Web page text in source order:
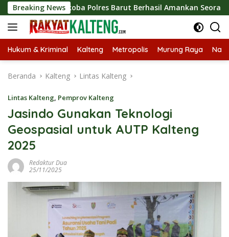
Langsung
ke
konten
Breaking News
Polres Barut Berhasil Amankan Seorang Pria Siap
Hukum & Kriminal Kalteng Metropolis Murung Raya
Beranda Kalteng Lintas Kalteng
Lintas Kalteng, Pemprov Kalteng
Jasindo Gunakan Teknologi
Geospasial untuk AUTP Kalteng
2025
Redaktur Dua
25/11/2025